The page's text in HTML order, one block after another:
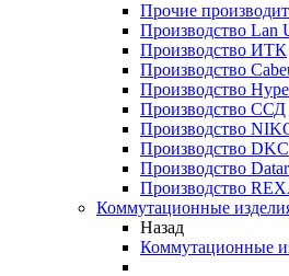
Прочие
Производство Lan
Производство ИТК
Производство
Производство
Производство ССД
Производство
Производство DKC
Производство
Производство
Коммутационные
Назад
Коммутационные